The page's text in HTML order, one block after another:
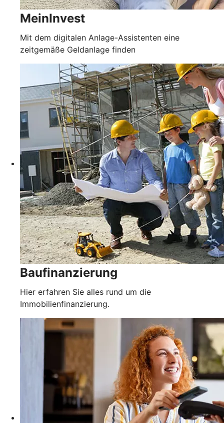
MeinInvest
Mit dem digitalen Anlage-Assistenten eine
zeitgemäße Geldanlage finden
Baufinanzierung
Hier erfahren Sie alles rund um die
Immobilienfinanzierung.